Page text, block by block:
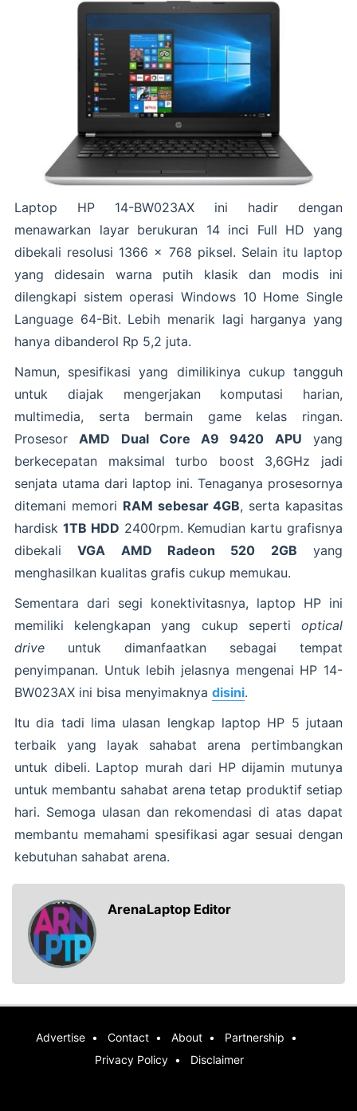
Laptop HP 14-BW023AX ini hadir dengan
menawarkan layar berukuran 14 inci Full HD yang
dibekali resolusi 1366 x 768 piksel. Selain itu laptop
yang didesain warna putih klasik dan modis ini
dilengkapi sistem operasi Windows 10 Home Single
Language 64-Bit. Lebih menarik lagi harganya yang
hanya dibanderol Rp 5,2 juta.
Namun, spesifikasi yang dimilikinya cukup tangguh
untuk diajak mengerjakan komputasi harian,
multimedia, serta bermain game kelas ringan.
ProsesorAMD Dual Core A9 9420 APU yang
berkecepatan maksimal turbo boost 3,6GHz jadi
senjata utama dari laptop ini. Tenaganya prosesornya
ditemani memori RAM sebesar 4GB, serta kapasitas
hardisk 1TB HDD 2400rpm. Kemudian kartu grafisnya
dibekaliVGA AMD Radeon 520 2GB yang
menghasilkan kualitas grafis cukup memukau.
Sementara dari segi konektivitasnya, laptop HP ini
memiliki kelengkapan yang cukup seperti optical
drive untuk dimanfaatkan sebagai tempat
penyimpanan. Untuk lebih jelasnya mengenai HP 14-
BW023AX ini bisa menyimaknya disini.
Itu dia tadi lima ulasan lengkap laptop HP 5 jutaan
terbaik yang layak sahabat arena pertimbangkan
untuk dibeli. Laptop murah dari HP dijamin mutunya
untuk membantu sahabat arena tetap produktif setiap
hari. Semoga ulasan dan rekomendasi di atas dapat
membantu memahami spesifikasi agar sesuai dengan
kebutuhan sahabat arena.
ArenaLaptop Editor
Advertise Contact About
Partnership
Privacy Policy
Disclaimer